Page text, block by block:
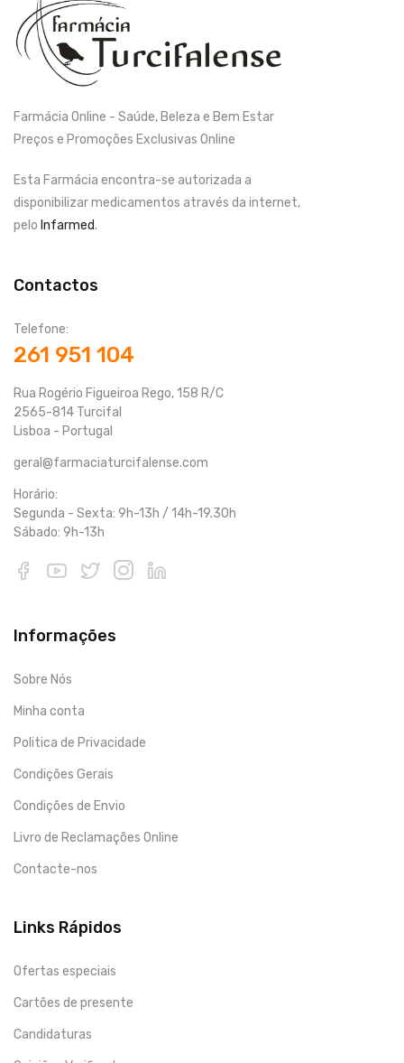
Farmácia Online - Saúde, Beleza e Bem Estar
Preços e Promoções Exclusivas Online
Esta Farmácia encontra-se autorizada a
disponibilizar medicamentos através da internet,
pelo Infarmed.
Contactos
Telefone:
261 951 104
Rua Rogério Figueiroa Rego, 158 R/C
2565-814 Turcifal
Lisboa - Portugal
geral@farmaciaturcifalense.com
Horário:
Segunda - Sexta: 9h-13h / 14h-19.30h
Sábado: 9h-13h
Informações
Sobre Nós
Minha conta
Politica de Privacidade
Condições Gerais
Condições de Envio
Livro de Reclamações Online
Contacte-nos
Links Rápidos
Ofertas especiais
Cartões de presente
Candidaturas